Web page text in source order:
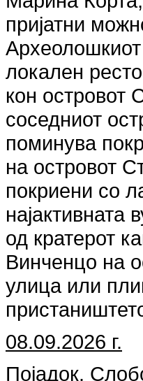
пријатни
локален
кон островот
соседниот
поминува
на островот
покриени со
најактивната
од кратерот
Винченцо на
улица или
08.09.2026 г.
Појадок.